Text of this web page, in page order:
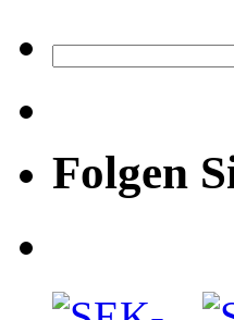
Folgen